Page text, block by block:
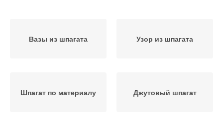
Вазы из шпагата Узор из шпагата
Шпагат по материалу Джутовый шпагат